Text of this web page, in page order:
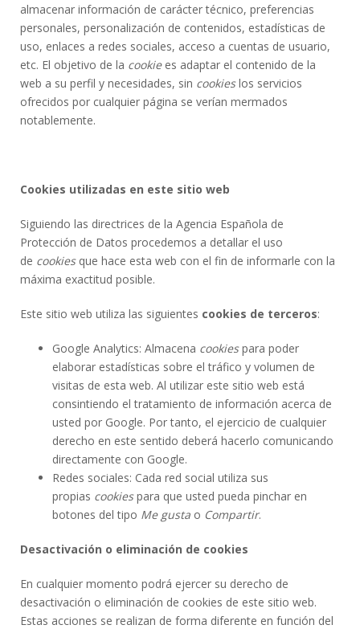
almacenar información de carácter técnico, preferencias
personales, personalización de contenidos, estadísticas de
uso, enlaces a redes sociales, acceso a cuentas de usuario,
etc. El objetivo de la cookiees adaptar el contenido de la
web a su perfil y necesidades, sin cookieslos servicios
ofrecidos por cualquier página se verían mermados
notablemente.
Cookies utilizadas en este sitio web
Siguiendo las directrices de la Agencia Española de
Protección de Datos procedemos a detallar el uso
de cookiesque hace esta web con el fin de informarle con la
máxima exactitud posible.
Este sitio web utiliza las siguientes cookies de terceros:
Google Analytics: Almacena cookiespara poder
elaborar estadísticas sobre el tráfico y volumen de
visitas de esta web. Al utilizar este sitio web está
consintiendo el tratamiento de información acerca de
usted por Google. Por tanto, el ejercicio de cualquier
derecho en este sentido deberá hacerlo comunicando
directamente con Google.
Redes sociales: Cada red social utiliza sus
propias cookiespara que usted pueda pinchar en
botones del tipo Me gusta o Compartir.
Desactivación o eliminación de cookies
En cualquier momento podrá ejercer su derecho de
desactivación o eliminación de cookies de este sitio web.
Estas acciones se realizan de forma diferente en función del